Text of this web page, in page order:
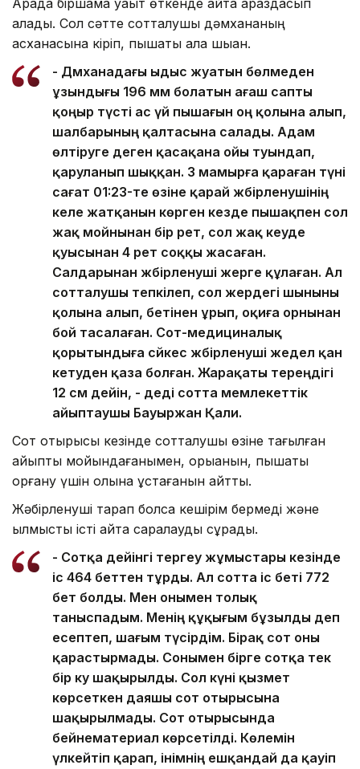
Арада біршама уақыт өткенде қайта араздасып
қалады. Сол сәтте сотталушы дәмхананың
асханасына кіріп, пышақты ала шыққан.
- Дәмханадағы ыдыс жуатын бөлмеден
ұзындығы 196 мм болатын ағаш сапты
қоңыр түсті ас үй пышағын оң қолына алып,
шалбарының қалтасына салады. Адам
өлтіруге деген қасақана ойы туындап,
қаруланып шыққан. 3 мамырға қараған түні
сағат 01:23-те өзіне қарай жәбірленушінің
келе жатқанын көрген кезде пышақпен сол
жақ мойнынан бір рет, сол жақ кеуде
қуысынан 4 рет соққы жасаған.
Салдарынан жәбірленуші жерге құлаған. Ал
сотталушы тепкілеп, сол жердегі шыныны
қолына алып, бетінен ұрып, оқиға орнынан
бой тасалаған. Сот-медициналық
қорытындыға сәйкес жәбірленуші жедел қан
кетуден қаза болған. Жарақаты тереңдігі
12 см дейін, - деді сотта мемлекеттік
айыптаушы Бауыржан Қали.
Сот отырысы кезінде сотталушы өзіне тағылған
айыпты мойындағанымен, қорыққанын, пышақты
қорғану үшін қолына ұстағанын айтты.
Жәбірленуші тарап болса кешірім бермеді және
қылмыстық істі қайта саралауды сұрады.
- Сотқа дейінгі тергеу жұмыстары кезінде
іс 464 беттен тұрды. Ал сотта іс беті 772
бет болды. Мен онымен толық
таныспадым. Менің құқығым бұзылды деп
есептеп, шағым түсірдім. Бірақ сот оны
қарастырмады. Сонымен бірге сотқа тек
бір куә шақырылды. Сол күні қызмет
көрсеткен даяшы сот отырысына
шақырылмады. Сот отырысында
бейнематериал көрсетілді. Көлемін
үлкейтіп қарап, інімнің ешқандай да қауіп